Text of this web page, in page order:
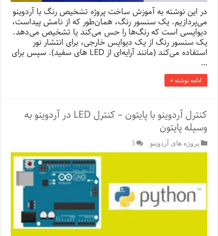
در این نوشته به آموزش ساخت پروژه تشخیص رنگ با آردوینو
می‌پردازیم. یک سنسور رنگ، همان‌طور که از نامش پیداست،
دیوایسی است که رنگ‌ها را حس می‌کند یا تشخیص می‌دهد.
یک سنسور رنگ از یک دیوایس خارجی، برای انتشار نور
استفاده می‌کند (مانند آرایه‌ای از LED های سفید). سپس برای
…
ادامه نوشته »
کنترل آردوینو با پایتون – کنترل LED در آردوینو به
وسیله پایتون
پروژه های آردوینو 3